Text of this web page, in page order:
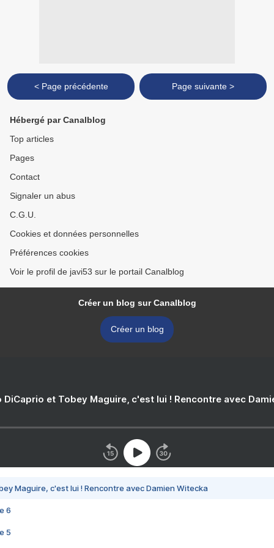
< Page précédente Page suivante >
Hébergé par Canalblog
Top articles
Pages
Contact
Signaler un abus
C.G.U.
Cookies et données personnelles
Préférences cookies
Voir le profil de javi53 sur le portail Canalblog
Créer un blog sur Canalblog
Créer un blog
DiCaprio et Tobey Maguire, c'est lui ! Rencontre avec
Maguire, c'est lui ! Rencontre avec Damien Witecka
6
5